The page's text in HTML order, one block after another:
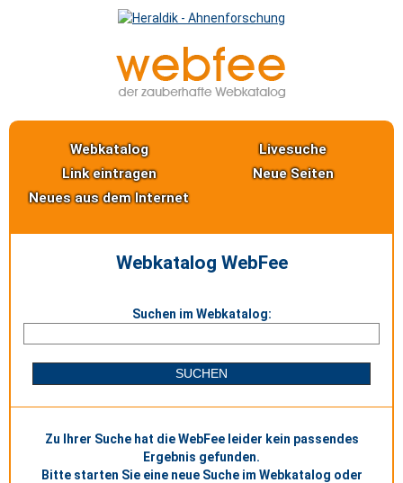
Webkatalog
Livesuche
Link eintragen
Neue Seiten
Neues aus dem Internet
Webkatalog WebFee
Suchen im Webkatalog:
Zu Ihrer Suche hat die WebFee leider kein passendes
Ergebnis gefunden.
Bitte starten Sie eine neue Suche im Webkatalog oder